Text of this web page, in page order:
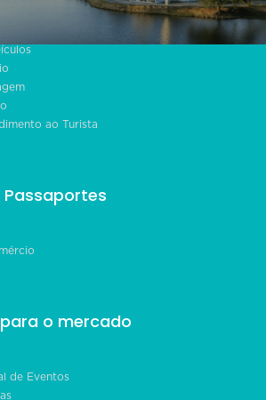
ao Turista
o mercado
de Eventos